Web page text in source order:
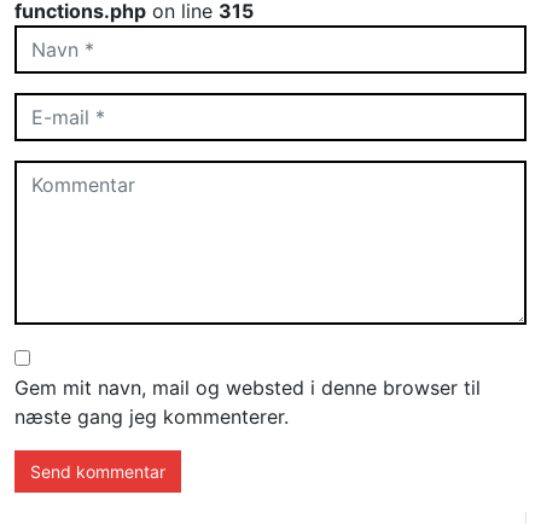
functions.php on line 315
Gem mit navn, mail og websted i denne browser til
næste gang jeg kommenterer.